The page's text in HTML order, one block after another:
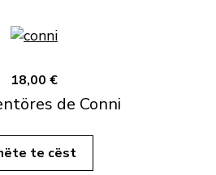
18,00 €
de Conni
te cëst